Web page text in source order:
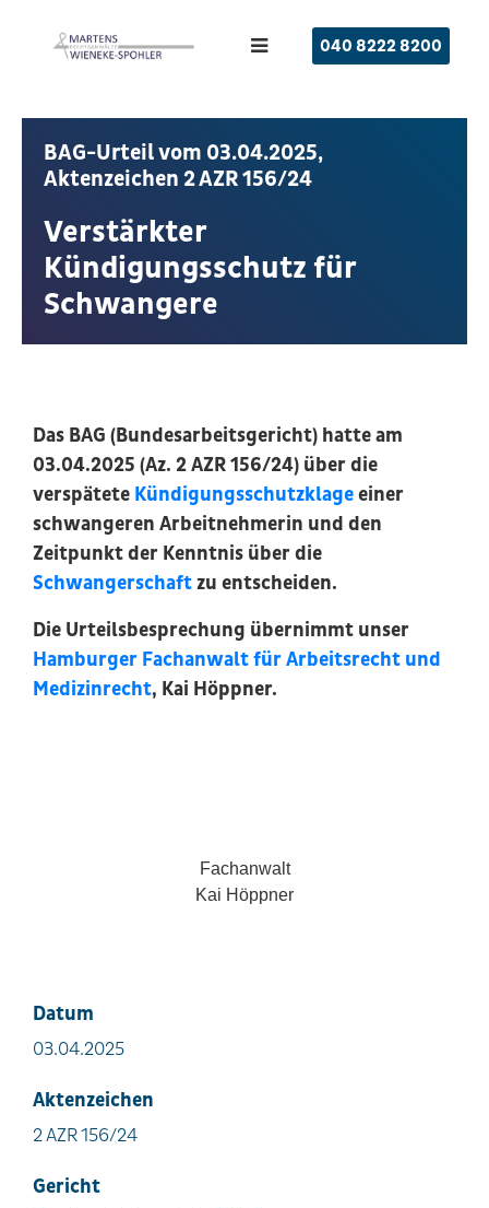
040 8222 8200
BAG-Urteil vom 03.04.2025,
Aktenzeichen 2 AZR 156/24
Verstärkter
Kündigungsschutz für
Schwangere
Das BAG (Bundesarbeitsgericht) hatte am
03.04.2025 (Az. 2 AZR 156/24) über die
verspätete Kündigungsschutzklageeiner
schwangeren Arbeitnehmerin und den
Zeitpunkt der Kenntnis über die
Schwangerschaftzu entscheiden.
Die Urteilsbesprechung übernimmt unser
Hamburger Fachanwalt für Arbeitsrecht und
Medizinrecht, Kai Höppner.
Fachanwalt
Kai Höppner
Datum
03.04.2025
Aktenzeichen
2 AZR 156/24
Gericht